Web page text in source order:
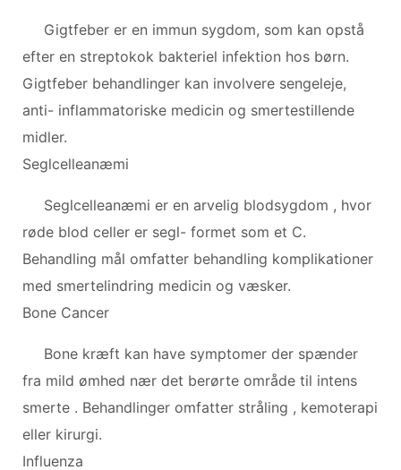
Gigtfeber er en immun sygdom, som kan opstå
efter en streptokok bakteriel infektion hos børn.
Gigtfeber behandlinger kan involvere sengeleje,
anti- inflammatoriske medicin og smertestillende
midler.
Seglcelleanæmi
Seglcelleanæmi er en arvelig blodsygdom , hvor
røde blod celler er segl- formet som et C.
Behandling mål omfatter behandling komplikationer
med smertelindring medicin og væsker.
Bone Cancer
Bone kræft kan have symptomer der spænder
fra mild ømhed nær det berørte område til intens
smerte . Behandlinger omfatter stråling , kemoterapi
eller kirurgi.
Influenza